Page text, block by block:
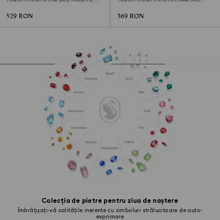
Colecția de pietre pentru ziua de naștere
Îmbrățișați-vă calitățile inerente cu simboluri strălucitoare de auto-
exprimare
529 RON 369 RON